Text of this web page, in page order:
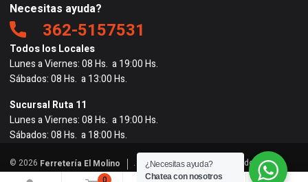
Necesitas ayuda?
362-5157531
Todos los Locales
Lunes a Viernes: 08 Hs. a 19:00 Hs.
Sábados: 08 Hs. a 13:00 Hs.
Sucursal Ruta 11
Lunes a Viernes: 08 Hs. a 19:00 Hs.
Sábados: 08 Hs. a 18:00 Hs.
© 2026 Ferretería El Molino
. Todos los derechos reservados. |
Powered by
BigRedes
¿Necesitas ayuda?
Chatea con nosotros